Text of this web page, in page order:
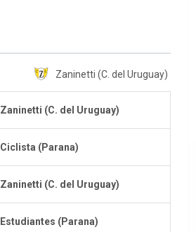
Zaninetti (C. del Uruguay)
Zaninetti (C. del Uruguay)
Ciclista (Parana)
Zaninetti (C. del Uruguay)
Estudiantes (Parana)